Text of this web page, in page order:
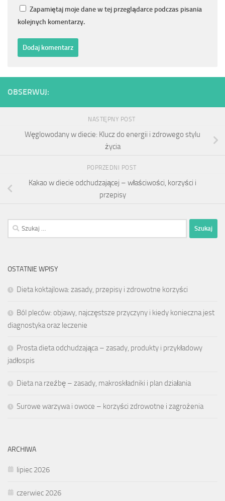
Zapamiętaj moje dane w tej przeglądarce podczas pisania
kolejnych komentarzy.
OBSERWUJ:
NASTĘPNY POST
Węglowodany w diecie: Klucz do energii i zdrowego stylu
życia
POPRZEDNI POST
Kakao w diecie odchudzającej – właściwości, korzyści i
przepisy
Szukaj:
OSTATNIE WPISY
Dieta koktajlowa: zasady, przepisy i zdrowotne korzyści
Ból pleców: objawy, najczęstsze przyczyny i kiedy konieczna jest
diagnostyka oraz leczenie
Prosta dieta odchudzająca – zasady, produkty i przykładowy
jadłospis
Dieta na rzeźbę – zasady, makroskładniki i plan działania
Surowe warzywa i owoce – korzyści zdrowotne i zagrożenia
ARCHIWA
lipiec 2026
czerwiec 2026